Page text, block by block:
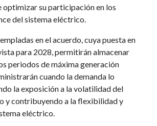
optimizar su participación en los
del sistema eléctrico.
en el acuerdo, cuya puesta en
para 2028, permitirán almacenar
periodos de máxima generación
cuando la demanda lo
la exposición a la volatilidad del
y contribuyendo a la flexibilidad y
eléctrico.